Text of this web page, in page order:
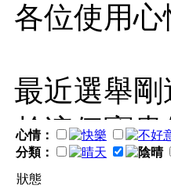
各位使用
最近選舉
趁這個寶
除了一般
心情：
分類：
狀態